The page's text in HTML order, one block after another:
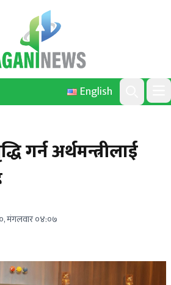
English
Search
गर्न अर्थमन्त्रीलाई
मंगलवार ०४:०७